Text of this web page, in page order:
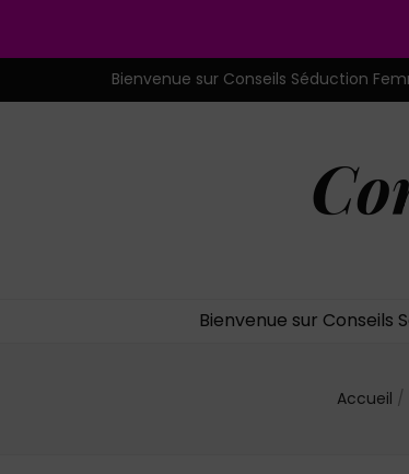
Bienvenue sur Conseils Séduction
Bienvenue sur Conseils
Accueil /